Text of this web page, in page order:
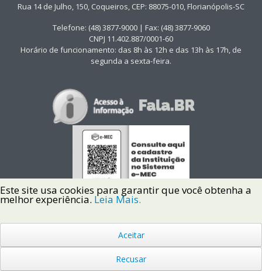
Rua 14 de Julho, 150, Coqueiros, CEP: 88075-010, Florianópolis-SC
Telefone: (48) 3877-9000 | Fax: (48) 3877-9060
CNPJ 11.402.887/0001-60
Horário de funcionamento: das 8h às 12h e das 13h às 17h, de
segunda a sexta-feira.
Copyright © 2022 Instituto Federal de Santa Catarina IFSC
Todos os Direitos Reservados.
Este site usa cookies para garantir que você obtenha a
melhor experiência. Leia Mais.
Aceitar
Recusar